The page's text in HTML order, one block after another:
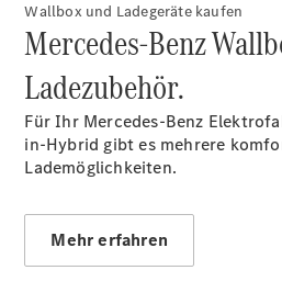
Wallbox und Ladegeräte kaufen
Mercedes-Benz
Ladezubehör.
Für Ihr Mercedes-Benz
in-Hybrid gibt es mehrere
Lademöglichkeiten.
Mehr erfahren